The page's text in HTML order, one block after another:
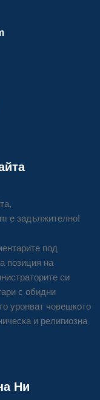
е задължително!
под
позиция на
си
с обидни
уронват човешкото
и религиозна
Ни